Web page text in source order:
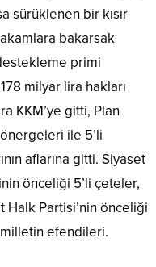
sürüklenen bir kısır
bakarsak
primi
milyar lira hakları
KKM’ye gitti, Plan
ile 5’li
aflarına gitti. Siyaset
önceliği 5’li çeteler,
Partisi’nin önceliği
milletin efendileri.